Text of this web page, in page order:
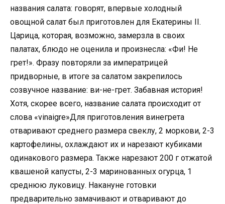
названия салата: говорят, впервые холодный
овощной салат был приготовлен для Екатерины II.
Царица, которая, возможно, замерзла в своих
палатах, блюдо не оценила и произнесла: «Фи! Не
грет!». Фразу повторяли за императрицей
придворные, в итоге за салатом закрепилось
созвучное название: ви-не-грет. Забавная история!
Хотя, скорее всего, название салата происходит от
слова «vinaigre»Для приготовления винегрета
отваривают среднего размера свеклу, 2 моркови, 2-3
картофелины, охлаждают их и нарезают кубиками
одинакового размера. Также нарезают 200 г отжатой
квашеной капусты, 2-3 маринованных огурца, 1
среднюю луковицу. Накануне готовки
предварительно замачивают и отваривают до